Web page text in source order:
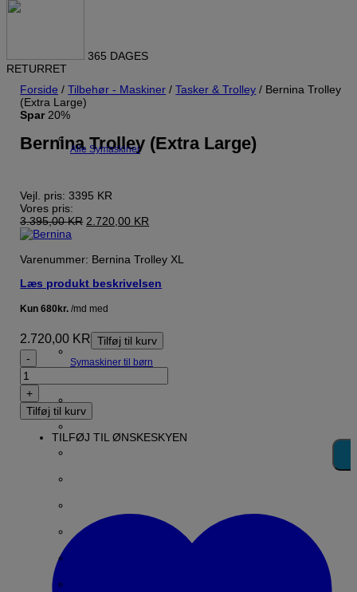
Alle Symaskiner
Symaskiner til børn
365 DAGES
RETURRET
Forside /Tilbehør - Maskiner /Tasker & Trolley / Bernina Trolley
(Extra Large)
Spar20%
Bernina Trolley (Extra Large)
Vejl. pris:3395 KR
Vores pris:
3.395,00KR Den
var:
2.720,00 KR
er:
Varenummer: Bernina Trolley XL
Læs produkt beskrivelsen
2.720,00 KR Tilføj til kurv
Bernina
Trolley
(Extra
Large)
antal
Tilføj til kurv
TILFØJ TIL ØNSKESKYEN